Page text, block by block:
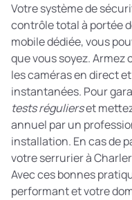
Votre système de
contrôle total à portée
mobile dédiée, vous
que vous soyez. Armez
les caméras en direct
instantanées. Pour
tests régulierset
annuel par un
installation. En cas de
votre serrurier à
Avec ces bonnes
performant et votre